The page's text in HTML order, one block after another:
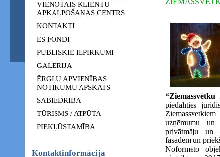
VIENOTAIS KLIENTU
APKALPOŠANAS CENTRS
KONTAKTI
ES FONDI
PUBLISKIE IEPIRKUMI
GALERIJA
ĒRGĻU APVIENĪBAS
NOTIKUMU APSKATS
SABIEDRĪBA
TŪRISMS / ATPŪTA
PIEKĻŪSTAMĪBA
Kontaktinformācija
piedalīties
uzņēmumu
privātmāju un
fasādēm un
Noformēto